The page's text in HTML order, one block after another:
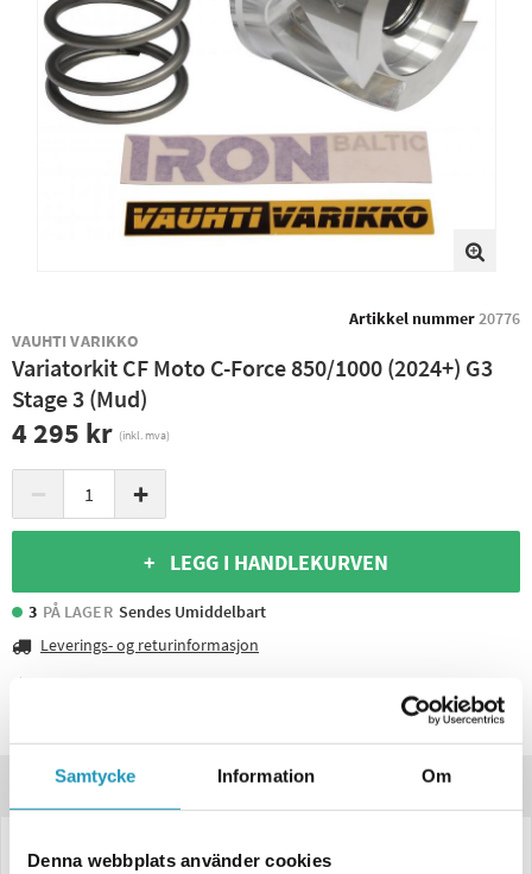
Samtycke Information Om
Denna webbplats använder cookies
Artikkel nummer20776
VAUHTI VARIKKO
Variatorkit CF Moto C-Force 850/1000 (2024+) G3
Stage 3 (Mud)
4 295 kr (inkl. mva)
− +
+ LEGG I HANDLEKURVEN
3 PÅ LAGER Sendes Umiddelbart
Leverings- og returinformasjon
Produktbeskrivelse
Variatorkit for CF Moto CForce 850/1000 Gen 3